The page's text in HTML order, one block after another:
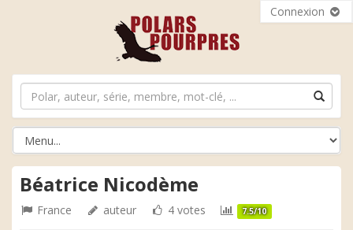
Connexion
Béatrice Nicodème
France auteur 4 votes 7.5/10